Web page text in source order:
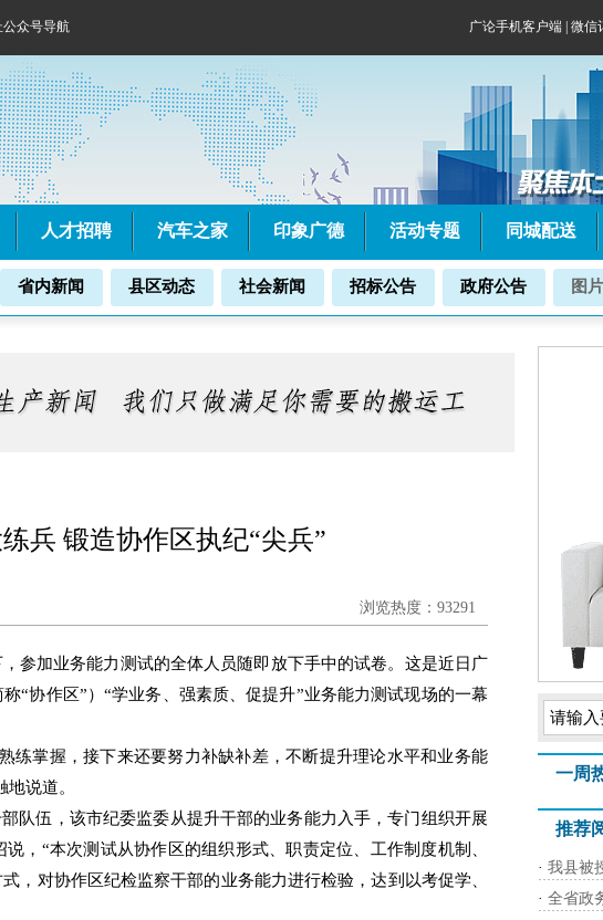
公众号导航 广论手机客户端 微信
人才招聘 汽车之家 印象广德 活动专题 同城配送
省内新闻 县区动态 社会新闻 招标公告 政府公告 图
兵 锻造协作区执纪“尖兵”
浏览热度：93291
参加业务能力测试的全体人员随即放下手中的试卷。这是近日广
“协作区”）“学业务、强素质、促提升”业务能力测试现场的一幕
练掌握，接下来还要努力补缺补差，不断提升理论水平和业务能
说道。
队伍，该市纪委监委从提升干部的业务能力入手，专门组织开展
，“本次测试从协作区的组织形式、职责定位、工作制度机制、
，对协作区纪检监察干部的业务能力进行检验，达到以考促学、
一周
推荐
· 我县被
· 全省政